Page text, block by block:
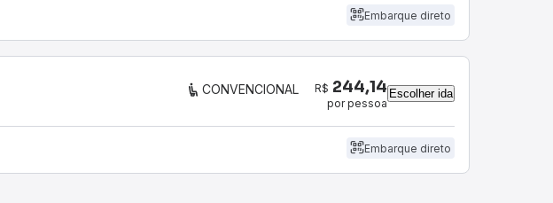
Embarque direto
CONVENCIONAL R$ 244,14
por pessoa
Escolher ida
Embarque direto